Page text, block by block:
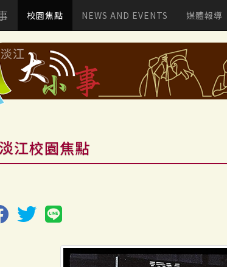
校園焦點 NEWS AND EVENTS 媒體報導
淡江校園焦點